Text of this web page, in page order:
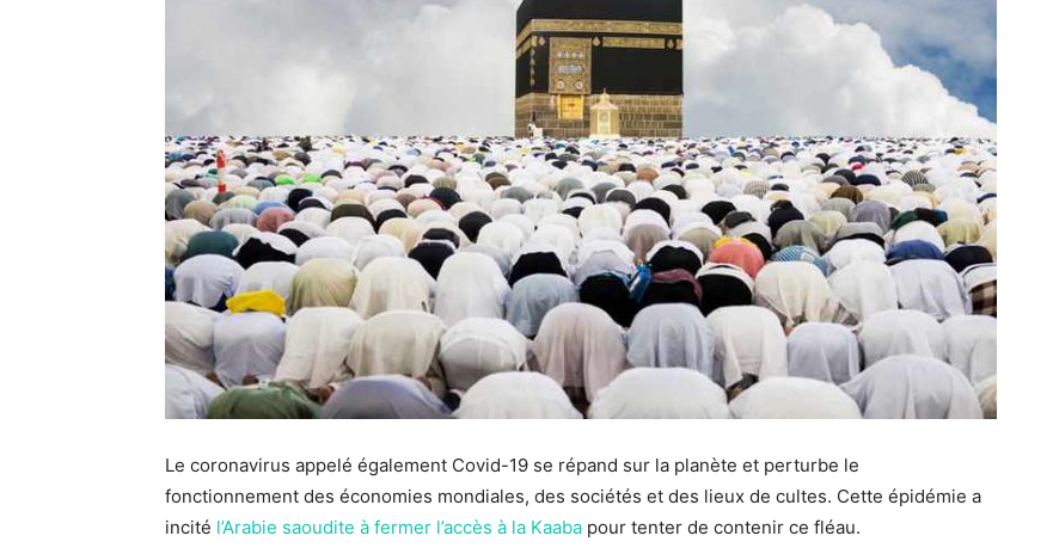
Le coronavirus appelé également Covid-19 se répand sur la planète et perturbe le
fonctionnement des économies mondiales, des sociétés et des lieux de cultes. Cette épidémie a
incité l’Arabie saoudite à fermer l’accès à la Kaaba pour tenter de contenir ce fléau.